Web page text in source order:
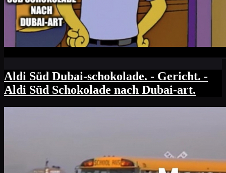
Aldi Süd Dubai-schokolade. - Gericht. -
Aldi Süd Schokolade nach Dubai-art.